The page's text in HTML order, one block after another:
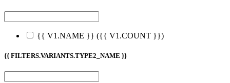
{{ V1.NAME }} ({{ V1.COUNT }})
{{ FILTERS.VARIANTS.TYPE2_NAME }}